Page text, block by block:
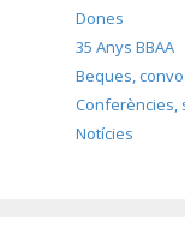
Dones
35 Anys BBAA
Beques,
Conferències,
Notícies